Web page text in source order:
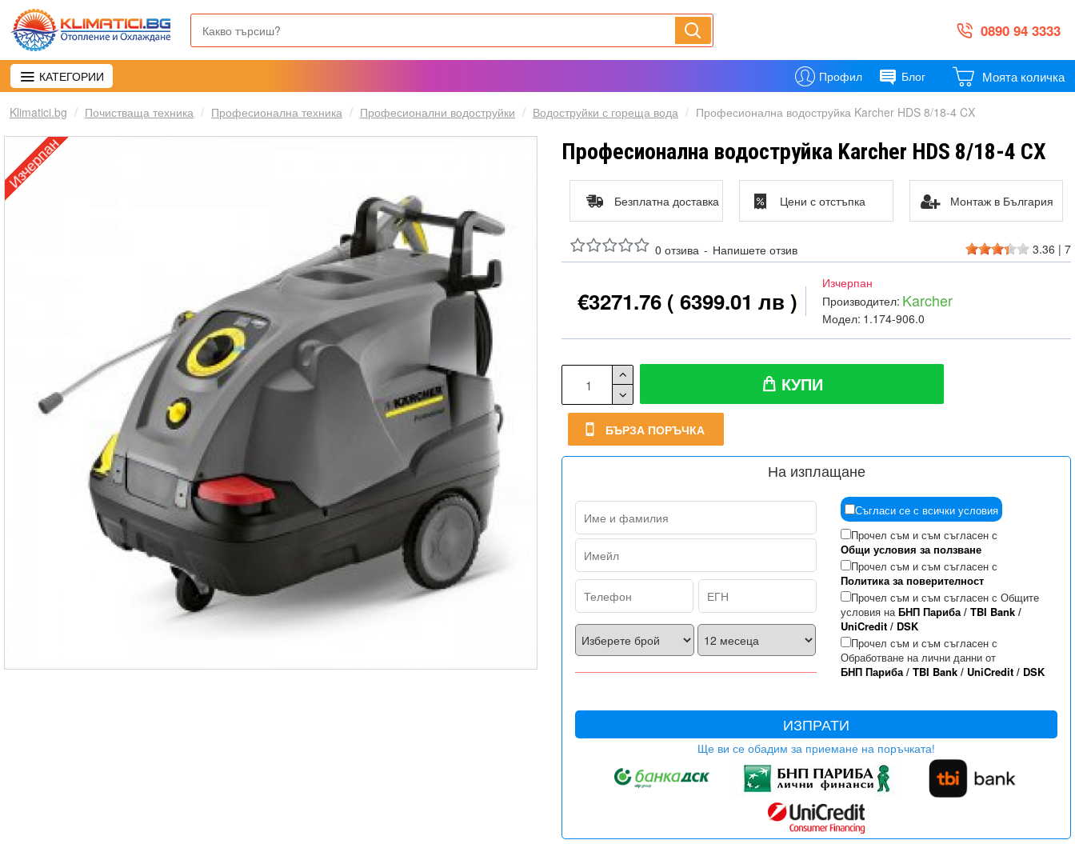
0890 94 3333
КАТЕГОРИИ Профил Блог Моята количка
Klimatici.bg Почистваща техника Професионална техника Професионални водоструйки Водоструйки с гореща вода Професионална водоструйка Karcher HDS 8/18-4 CX
Изчерпан Професионална водоструйка Karcher HDS 8/18-4 CX
0 отзива - Напишете отзив 3.36 | 7
€3271.76 ( 6399.01 лв )
Изчерпан
Производител: Karcher
Модел: 1.174-906.0
КУПИ
БЪРЗА ПОРЪЧКА
На изплащане
Съгласи се с всички условия
Прочел съм и съм съгласен с
Общи условия за ползване
Прочел съм и съм съгласен с
Политика за поверителност
Прочел съм и съм съгласен с Общите
условия наБНП Париба/ TBI Bank/
UniCredit/ DSK
Прочел съм и съм съгласен с
Обработване на лични данни от
БНП Париба/ TBI Bank/ UniCredit/ DSK
ИЗПРАТИ
Ще ви се обадим за приемане на поръчката!
Безплатна доставка Цени с отстъпка Монтаж в България